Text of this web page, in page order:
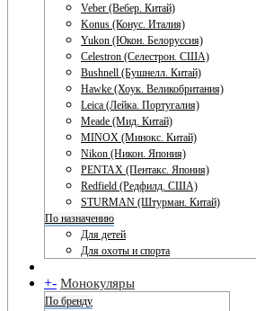
Veber (Вебер. Китай)
Konus (Конус. Италия)
Yukon (Юкон. Белоруссия)
Celestron (Селестрон. США)
Bushnell (Бушнелл. Китай)
Hawke (Хоук. Великобритания)
Leica (Лейка. Португалия)
Meade (Мид. Китай)
MINOX (Минокс. Китай)
Nikon (Никон. Япония)
PENTAX (Пентакс. Япония)
Redfield (Редфилд. США)
STURMAN (Штурман. Китай)
По назначению
Для детей
Для охоты и спорта
+- Монокуляры
По бренду